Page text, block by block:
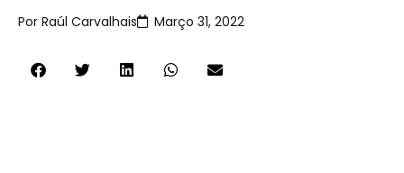
Por Raúl Carvalhais Março 31, 2022